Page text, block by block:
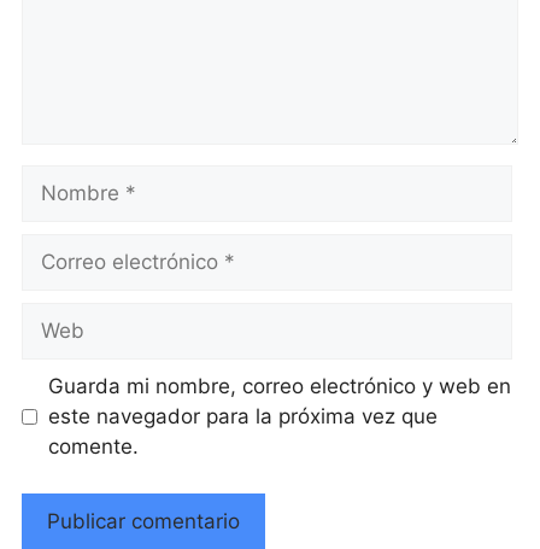
Nombre
Correo
Web
Guarda mi nombre, correo electrónico y web en
este navegador para la próxima vez que
comente.